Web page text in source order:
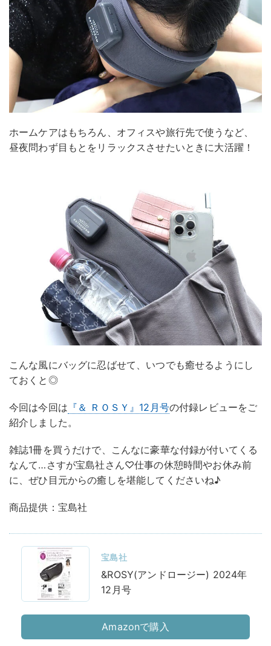
ホームケアはもちろん、オフィスや旅行先で使うなど、
昼夜問わず目もとをリラックスさせたいときに大活躍！
こんな風にバッグに忍ばせて、いつでも癒せるようにし
ておくと◎
今回は今回は 『＆ ＲＯＳＹ』12月号の付録レビューをご
紹介しました。
雑誌1冊を買うだけで、こんなに豪華な付録が付いてくる
なんて…さすが宝島社さん♡仕事の休憩時間やお休み前
に、ぜひ目元からの癒しを堪能してくださいね♪
商品提供：宝島社
宝島社
&ROSY(アンドロージー) 2024年
12月号
Amazonで購入